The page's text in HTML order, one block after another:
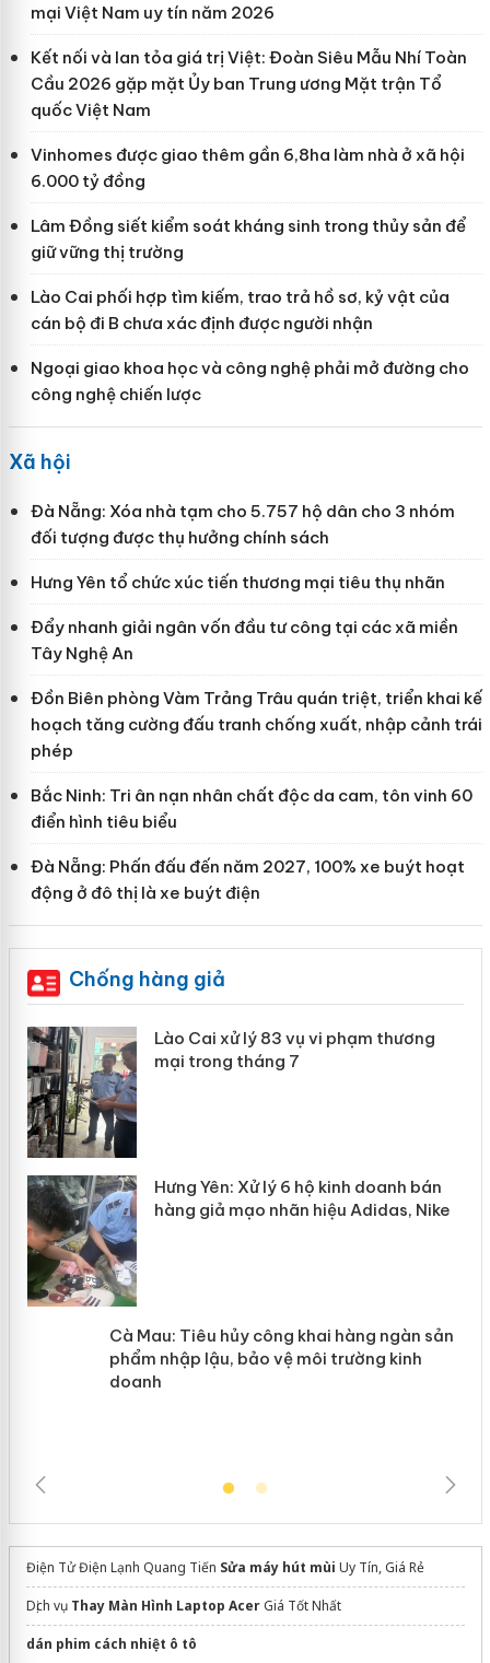
mại Việt Nam uy tín năm 2026
Kết nối và lan tỏa giá trị Việt: Đoàn Siêu Mẫu Nhí Toàn
Cầu 2026 gặp mặt Ủy ban Trung ương Mặt trận Tổ
quốc Việt Nam
Vinhomes được giao thêm gần 6,8ha làm nhà ở xã hội
6.000 tỷ đồng
Lâm Đồng siết kiểm soát kháng sinh trong thủy sản để
giữ vững thị trường
Lào Cai phối hợp tìm kiếm, trao trả hồ sơ, kỷ vật của
cán bộ đi B chưa xác định được người nhận
Ngoại giao khoa học và công nghệ phải mở đường cho
công nghệ chiến lược
Xã hội
Đà Nẵng: Xóa nhà tạm cho 5.757 hộ dân cho 3 nhóm
đối tượng được thụ hưởng chính sách
Hưng Yên tổ chức xúc tiến thương mại tiêu thụ nhãn
Đẩy nhanh giải ngân vốn đầu tư công tại các xã miền
Tây Nghệ An
Đồn Biên phòng Vàm Trảng Trâu quán triệt, triển khai kế
hoạch tăng cường đấu tranh chống xuất, nhập cảnh trái
phép
Bắc Ninh: Tri ân nạn nhân chất độc da cam, tôn vinh 60
điển hình tiêu biểu
Đà Nẵng: Phấn đấu đến năm 2027, 100% xe buýt hoạt
động ở đô thị là xe buýt điện
Chống hàng giả
Lào Cai xử lý 83 vụ vi phạm thương
mại trong tháng 7
Hưng Yên: Xử lý 6 hộ kinh doanh bán
hàng giả mạo nhãn hiệu Adidas, Nike
Cà Mau: Tiêu hủy công khai hàng
ngàn sản phẩm nhập lậu, bảo vệ môi
trường kinh doanh
Điện Tử Điện Lạnh Quang Tiến Sửa máy hút mùi Uy Tín, Giá Rẻ
Dịch vụ Thay Màn Hình Laptop AcerGiá Tốt Nhất
dán phim cách nhiệt ô tô